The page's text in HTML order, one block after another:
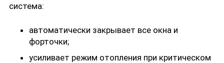
система:
автоматически закрывает все окна и
форточки;
усиливает режим отопления при критическом